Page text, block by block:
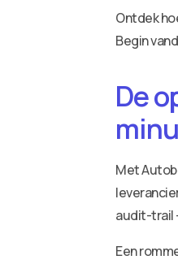
Ontdek
Begin
De
Met
audit-trail
Een